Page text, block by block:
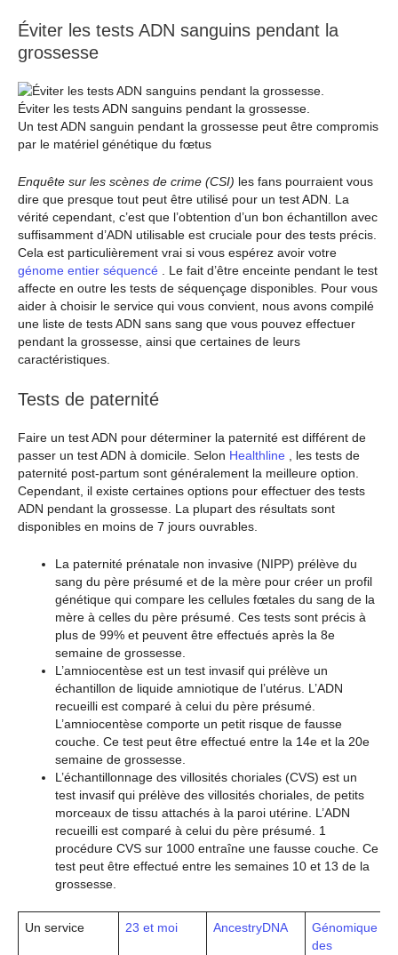
Éviter les tests ADN sanguins pendant la
grossesse
Éviter les tests ADN sanguins pendant la grossesse.
Un test ADN sanguin pendant la grossesse peut être compromis
par le matériel génétique du fœtus
Enquête sur les scènes de crime (CSI) les fans pourraient vous
dire que presque tout peut être utilisé pour un test ADN. La
vérité cependant, c’est que l’obtention d’un bon échantillon avec
suffisamment d’ADN utilisable est cruciale pour des tests précis.
Cela est particulièrement vrai si vous espérez avoir votre
génome entier séquencé . Le fait d’être enceinte pendant le test
affecte en outre les tests de séquençage disponibles. Pour vous
aider à choisir le service qui vous convient, nous avons compilé
une liste de tests ADN sans sang que vous pouvez effectuer
pendant la grossesse, ainsi que certaines de leurs
caractéristiques.
Tests de paternité
Faire un test ADN pour déterminer la paternité est différent de
passer un test ADN à domicile. Selon Healthline , les tests de
paternité post-partum sont généralement la meilleure option.
Cependant, il existe certaines options pour effectuer des tests
ADN pendant la grossesse. La plupart des résultats sont
disponibles en moins de 7 jours ouvrables.
La paternité prénatale non invasive (NIPP) prélève du
sang du père présumé et de la mère pour créer un profil
génétique qui compare les cellules fœtales du sang de la
mère à celles du père présumé. Ces tests sont précis à
plus de 99% et peuvent être effectués après la 8e
semaine de grossesse.
L’amniocentèse est un test invasif qui prélève un
échantillon de liquide amniotique de l’utérus. L’ADN
recueilli est comparé à celui du père présumé.
L’amniocentèse comporte un petit risque de fausse
couche. Ce test peut être effectué entre la 14e et la 20e
semaine de grossesse.
L’échantillonnage des villosités choriales (CVS) est un
test invasif qui prélève des villosités choriales, de petits
morceaux de tissu attachés à la paroi utérine. L’ADN
recueilli est comparé à celui du père présumé. 1
procédure CVS sur 1000 entraîne une fausse couche. Ce
test peut être effectué entre les semaines 10 et 13 de la
grossesse.
Un service 23 et moi AncestryDNA
Génomique
des